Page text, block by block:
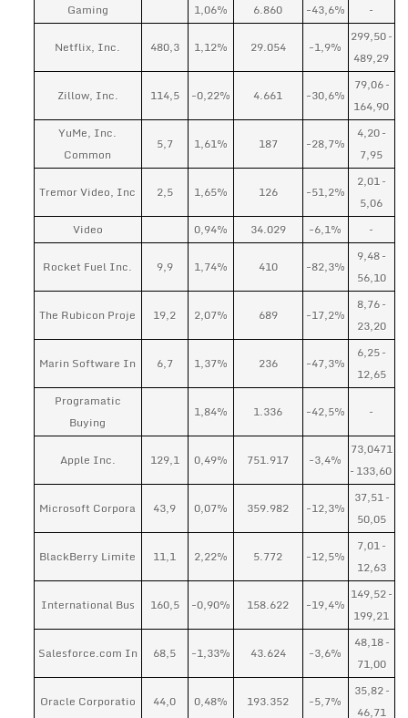
Gaming
1,06% 6.860 -43,6% –
Netflix, Inc. 480,3 1,12% 29.054 -1,9%
299,50 –
489,29
Zillow, Inc. 114,5 -0,22% 4.661 -30,6%
79,06 –
164,90
YuMe, Inc.
Common
5,7 1,61% 187 -28,7%
4,20 –
7,95
Tremor Video, Inc 2,5 1,65% 126 -51,2%
2,01 –
5,06
Video
0,94% 34.029 -6,1% –
Rocket Fuel Inc. 9,9 1,74% 410 -82,3%
9,48 –
56,10
The Rubicon Proje 19,2 2,07% 689 -17,2%
8,76 –
23,20
Marin Software In 6,7 1,37% 236 -47,3%
6,25 –
12,65
Programatic
Buying
1,84% 1.336 -42,5% –
Apple Inc. 129,1 0,49% 751.917 -3,4%
73,0471
– 133,60
Microsoft Corpora 43,9 0,07% 359.982 -12,3%
37,51 –
50,05
BlackBerry Limite 11,1 2,22% 5.772 -12,5%
7,01 –
12,63
International Bus 160,5 -0,90% 158.622 -19,4%
149,52 –
199,21
Salesforce.com In 68,5 -1,33% 43.624 -3,6%
48,18 –
71,00
Oracle Corporatio 44,0 0,48% 193.352 -5,7%
35,82 –
46,71